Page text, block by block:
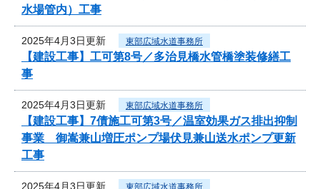
水場管内）工事
2025年4月3日更新 東部広域水道事務所
【建設工事】工可第8号／多治見橋水管橋塗装修繕工
事
2025年4月3日更新 東部広域水道事務所
【建設工事】7債施工可第3号／温室効果ガス排出抑制
事業 御嵩兼山増圧ポンプ場伏見兼山送水ポンプ更新
工事
2025年4月3日更新 東部広域水道事務所